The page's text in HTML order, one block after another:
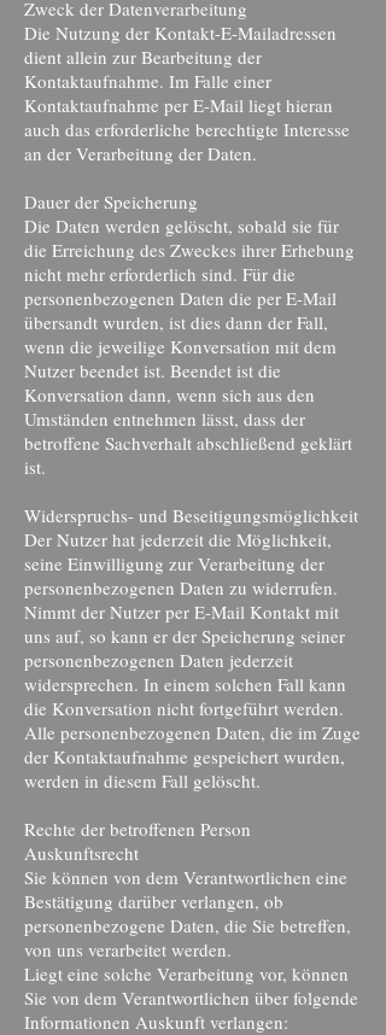
Zweck der Datenverarbeitung
Die Nutzung der Kontakt-E-Mailadressen
dient allein zur Bearbeitung der
Kontaktaufnahme. Im Falle einer
Kontaktaufnahme per E-Mail liegt hieran
auch das erforderliche berechtigte Interesse
an der Verarbeitung der Daten.
Dauer der Speicherung
Die Daten werden gelöscht, sobald sie für
die Erreichung des Zweckes ihrer Erhebung
nicht mehr erforderlich sind. Für die
personenbezogenen Daten die per E-Mail
übersandt wurden, ist dies dann der Fall,
wenn die jeweilige Konversation mit dem
Nutzer beendet ist. Beendet ist die
Konversation dann, wenn sich aus den
Umständen entnehmen lässt, dass der
betroffene Sachverhalt abschließend geklärt
ist.
Widerspruchs- und Beseitigungsmöglichkeit
Der Nutzer hat jederzeit die Möglichkeit,
seine Einwilligung zur Verarbeitung der
personenbezogenen Daten zu widerrufen.
Nimmt der Nutzer per E-Mail Kontakt mit
uns auf, so kann er der Speicherung seiner
personenbezogenen Daten jederzeit
widersprechen. In einem solchen Fall kann
die Konversation nicht fortgeführt werden.
Alle personenbezogenen Daten, die im Zuge
der Kontaktaufnahme gespeichert wurden,
werden in diesem Fall gelöscht.
Rechte der betroffenen Person
Auskunftsrecht
Sie können von dem Verantwortlichen eine
Bestätigung darüber verlangen, ob
personenbezogene Daten, die Sie betreffen,
von uns verarbeitet werden.
Liegt eine solche Verarbeitung vor, können
Sie von dem Verantwortlichen über folgende
Informationen Auskunft verlangen: